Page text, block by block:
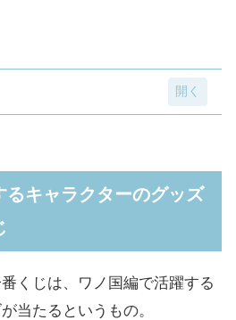
助 MASTERLISE EXPIECE」
ヤマト-」
ンが描かれた「ビッグタオ
るキャラクターのグッズ
くじは、ワノ国編で活躍する
当たるというもの。